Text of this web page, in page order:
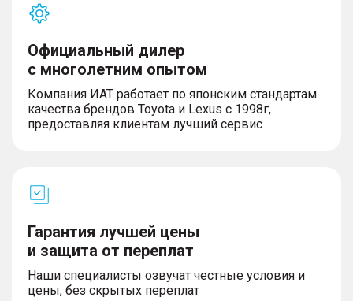
Официальный дилер
с многолетним опытом
Компания ИАТ работает по японским стандартам
качества брендов Toyota и Lexus с 1998г,
предоставляя клиентам лучший сервис
Гарантия лучшей цены
и защита от переплат
Наши специалисты озвучат честные условия и
цены, без скрытых переплат